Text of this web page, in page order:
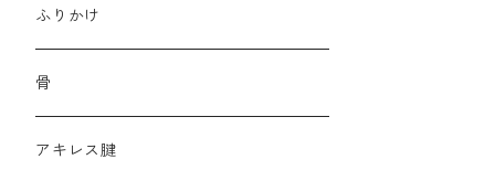
ふりかけ
骨
アキレス腱